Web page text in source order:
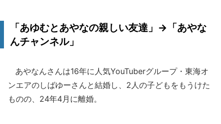
「あゆむとあやなの親しい友達」→「あやな
んチャンネル」
あやなんさんは16年に人気YouTuberグループ・東海オ
ンエアのしばゆーさんと結婚し、2人の子どもをもうけた
ものの、24年4月に離婚。